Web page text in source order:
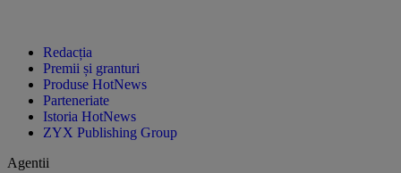
Bulgaria și cum le eviți